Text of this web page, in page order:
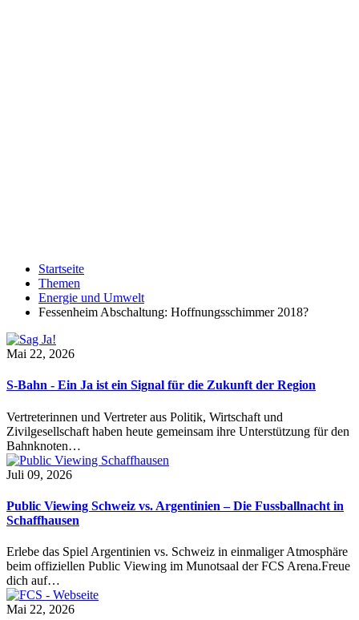
Startseite
Themen
Energie und Umwelt
Fessenheim Abschaltung: Hoffnungsschimmer 2018?
Mai 22, 2026
S-Bahn - Ein Ja ist ein Signal für die Zukunft der Region
Vertreterinnen und Vertreter aus Politik, Wirtschaft und
Zivilgesellschaft haben heute gemeinsam ihre Unterstützung für den
Bahnknoten…
Juli 09, 2026
Public Viewing Schweiz vs. Argentinien – Die Fussballnacht in
Schaffhausen
Erlebe das Spiel Argentinien vs. Schweiz in einmaliger Atmosphäre
beim offiziellen Public Viewing im Munotsaal der FCS Arena.Freue
dich auf…
Mai 22, 2026